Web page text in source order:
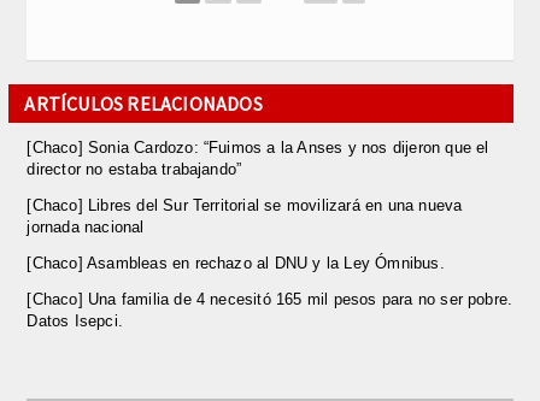
ARTÍCULOS RELACIONADOS
[Chaco] Sonia Cardozo: “Fuimos a la Anses y nos dijeron que el
director no estaba trabajando”
[Chaco] Libres del Sur Territorial se movilizará en una nueva
jornada nacional
[Chaco] Asambleas en rechazo al DNU y la Ley Ómnibus.
[Chaco] Una familia de 4 necesitó 165 mil pesos para no ser pobre.
Datos Isepci.